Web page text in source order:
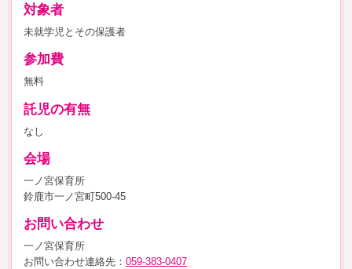
対象者
未就学児とその保護者
参加費
無料
託児の有無
なし
会場
一ノ宮保育所
鈴鹿市一ノ宮町500-45
お問い合わせ
一ノ宮保育所
お問い合わせ連絡先： 059-383-0407